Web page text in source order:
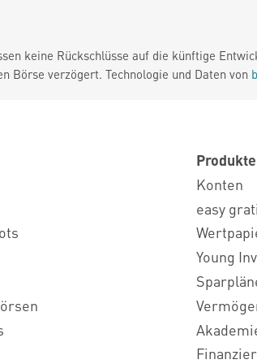
keine Rückschlüsse auf die künftige
Börse verzögert. Technologie und Daten von
Produkte
Konten
easy
Young